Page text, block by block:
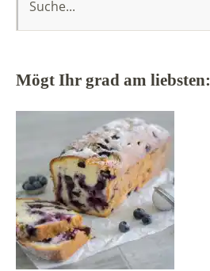
Mögt Ihr grad am liebsten: